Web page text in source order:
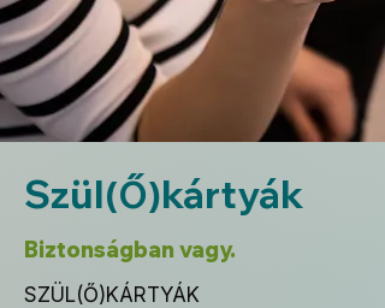
Szül(Ő)kártyák
Biztonságban vagy.
SZÜL(Ő)KÁRTYÁK